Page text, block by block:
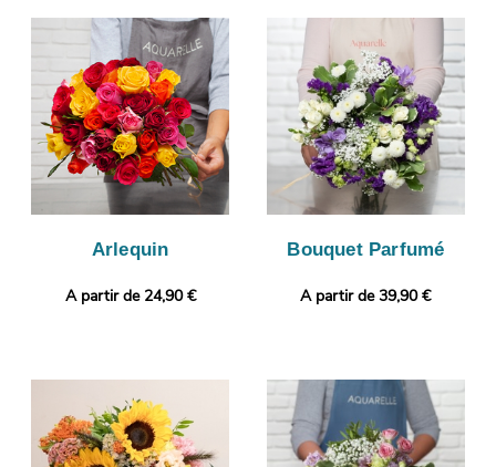
photographieront votre bouquet. Vous pourrez vous assurer
que votre bouquet est bien conforme, puisque l’objectif de cette
photo est de vous l’envoyer. C’est alors qu’aura lieu son envoi à
Varces-Allieres-Et-Risset. Rendez votre présent plus personnel
encore avec un message ou une photo à choisir par vos soins.
Arlequin
A partir de 24,90 €
Bouquet Parfumé
A partir de 39,90 €